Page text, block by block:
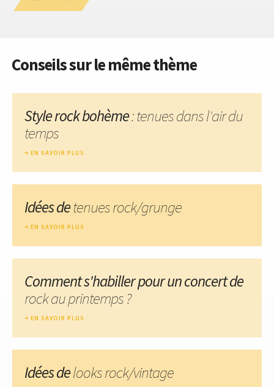
Conseils sur le même thème
Style rock bohème: tenues dans l'air du
temps
EN SAVOIR PLUS
Idées detenues rock/grunge
EN SAVOIR PLUS
Comment s'habiller pour un concert de
rock au printemps ?
EN SAVOIR PLUS
Idées delooks rock/vintage